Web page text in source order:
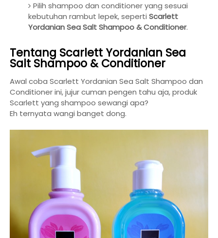
Pilih shampoo dan conditioner yang sesuai
kebutuhan rambut lepek, seperti Scarlett
Yordanian Sea Salt Shampoo & Conditioner.
Tentang Scarlett Yordanian Sea
Salt Shampoo & Conditioner
Awal coba Scarlett Yordanian Sea Salt Shampoo dan
Conditioner ini, jujur cuman pengen tahu aja, produk
Scarlett yang shampoo sewangi apa?
Eh ternyata wangi banget dong.